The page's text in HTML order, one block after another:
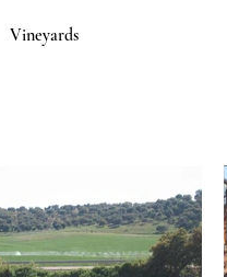
Vineyards